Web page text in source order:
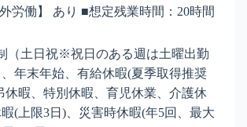
労働】 あり ■想定残業時間：20時間
（土日祝※祝日のある週は土曜出勤
年末年始、有給休暇(夏季取得推奨
休暇、特別休暇、育児休業、介護休
(上限3日)、災害時休暇(年5回、最大